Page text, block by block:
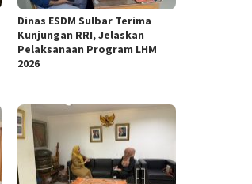
Dinas ESDM Sulbar Terima
Kunjungan RRI, Jelaskan
Pelaksanaan Program LHM
2026